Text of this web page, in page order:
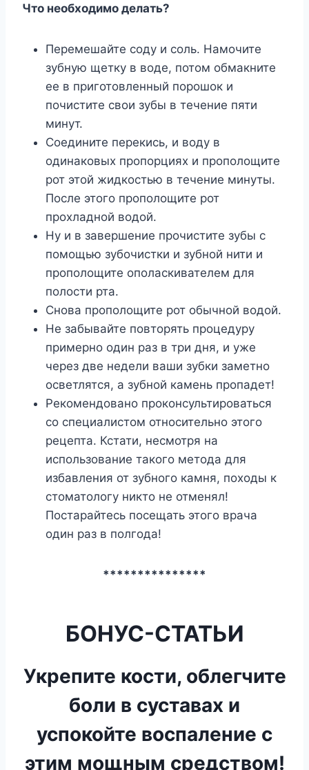
Чтo нeoбxoдимo дeлать?
Перемешайте соду и соль. Намочите
зубную щетку в воде, потом обмакните
ее в приготовленный порошок и
почистите свои зубы в течение пяти
минут.
Соедините перекись, и воду в
одинаковых пропорциях и прополощите
рот этой жидкостью в течение минуты.
После этого прополощите рот
прохладной водой.
Ну и в завершение прочистите зубы с
помощью зубочистки и зубной нити и
прополощите ополаскивателем для
полости рта.
Снова прополощите рот обычной водой.
Не забывайте повторять процедуру
примерно один раз в три дня, и уже
через две недели ваши зубки заметно
осветлятся, а зубной камень пропадет!
Рекомендовано проконсультироваться
со специалистом относительно этого
рецепта. Кстати, несмотря на
использование такого метода для
избавления от зубного камня, походы к
стоматологу никто не отменял!
Постарайтесь посещать этого врача
один раз в полгода!
***************
БОНУС-СТАТЬИ
Укрепите кости, облегчите
боли в суставах и
успокойте воспаление с
этим мощным средством!